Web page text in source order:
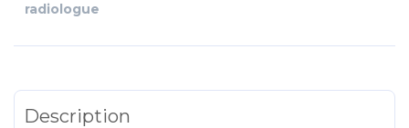
radiologue
Description